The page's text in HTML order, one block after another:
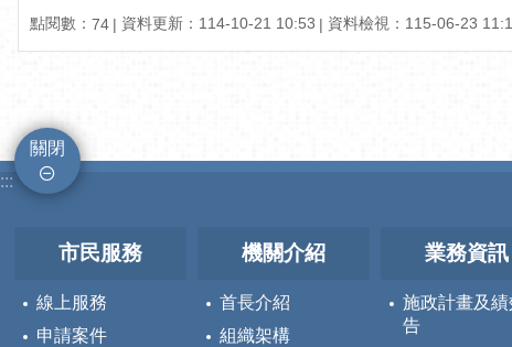
點閱數： 74 資料更新：114-10-21 10:53 資料檢視：115-06-23
關閉
:::
市民服務
線上服務
申請案件
機關介紹
首長介紹
組織架構
業務資訊
施政計畫及績
告